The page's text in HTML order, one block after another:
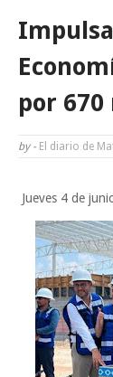
Promueve
por 670
by - El diario de
Jueves 4 de